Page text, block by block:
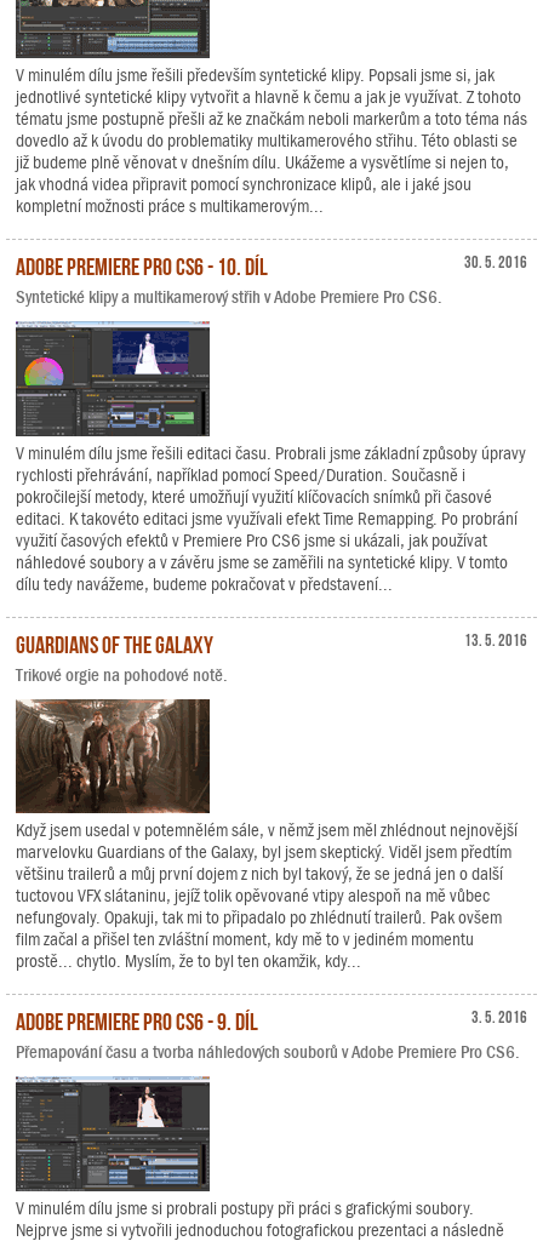
V minulém dílu jsme řešili především syntetické klipy. Popsali jsme si, jak
jednotlivé syntetické klipy vytvořit a hlavně k čemu a jak je využívat. Z tohoto
tématu jsme postupně přešli až ke značkám neboli markerům a toto téma nás
dovedlo až k úvodu do problematiky multikamerového střihu. Této oblasti se
již budeme plně věnovat v dnešním dílu. Ukážeme a vysvětlíme si nejen to,
jak vhodná videa připravit pomocí synchronizace klipů, ale i jaké jsou
kompletní možnosti práce s multikamerovým...
30. 5. 2016
Adobe Premiere Pro CS6 - 10. díl
Syntetické klipy a multikamerový střih v Adobe Premiere Pro CS6.
V minulém dílu jsme řešili editaci času. Probrali jsme základní způsoby úpravy
rychlosti přehrávání, například pomocí Speed/Duration. Současně i
pokročilejší metody, které umožňují využití klíčovacích snímků při časové
editaci. K takovéto editaci jsme využívali efekt Time Remapping. Po probrání
využití časových efektů v Premiere Pro CS6 jsme si ukázali, jak používat
náhledové soubory a v závěru jsme se zaměřili na syntetické klipy. V tomto
dílu tedy navážeme, budeme pokračovat v představení...
13. 5. 2016
Guardians of the Galaxy
Trikové orgie na pohodové notě.
Když jsem usedal v potemnělém sále, v němž jsem měl zhlédnout nejnovější
marvelovku Guardians of the Galaxy, byl jsem skeptický. Viděl jsem předtím
většinu trailerů a můj první dojem z nich byl takový, že se jedná jen o další
tuctovou VFX slátaninu, jejíž tolik opěvované vtipy alespoň na mě vůbec
nefungovaly. Opakuji, tak mi to připadalo po zhlédnutí trailerů. Pak ovšem
film začal a přišel ten zvláštní moment, kdy mě to v jediném momentu
prostě... chytlo. Myslím, že to byl ten okamžik, kdy...
3. 5. 2016
Adobe Premiere Pro CS6 - 9. díl
Přemapování času a tvorba náhledových souborů v Adobe Premiere Pro CS6.
V minulém dílu jsme si probrali postupy při práci s grafickými soubory.
Nejprve jsme si vytvořili jednoduchou fotografickou prezentaci a následně